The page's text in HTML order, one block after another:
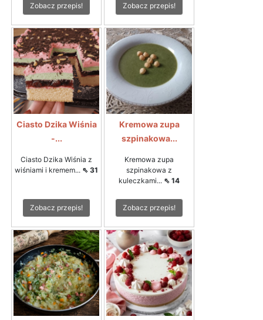
Zobacz przepis! Zobacz przepis!
Ciasto Dzika Wiśnia
-...
Ciasto Dzika Wiśnia z
wiśniami i kremem... ⇖ 31
Zobacz przepis!
Kremowa zupa
szpinakowa...
Kremowa zupa
szpinakowa z
kuleczkami... ⇖ 14
Zobacz przepis!